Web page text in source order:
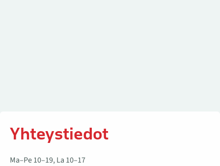
Yhteystiedot
Ma–Pe 10–19, La 10–17